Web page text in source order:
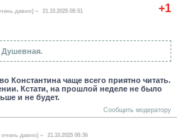
+1
давно) 21.10.2025 08:51
Душевная.
Константина чаще всего приятно читать.
Кстати, на прошлой неделе не было
и не будет.
Сообщить модератору
очень давно) 21.10.2025 08:36